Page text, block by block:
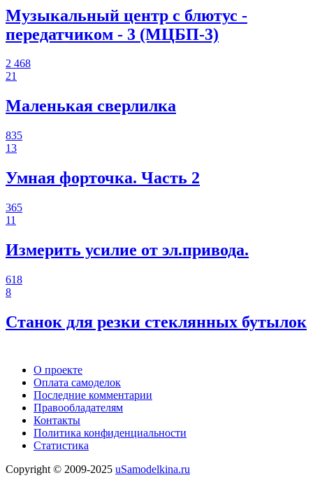
Музыкальный центр с блютус -
передатчиком - 3 (МЦБП-3)
2 468
21
Маленькая сверлилка
835
13
Умная форточка. Часть 2
365
11
Измерить усилие от эл.привода.
618
8
Станок для резки стеклянных бутылок
О проекте
Оплата самоделок
Последние комментарии
Правообладателям
Контакты
Политика конфиденциальности
Статистика
Copyright © 2009-2025 uSamodelkina.ru